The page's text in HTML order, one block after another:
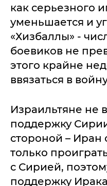
как серьезного
уменьшается и
«Хизбаллы» -
боевиков не
этого крайне
ввязаться в
Израильтяне не
поддержку
стороной – Иран
только
с Сирией,
поддержку